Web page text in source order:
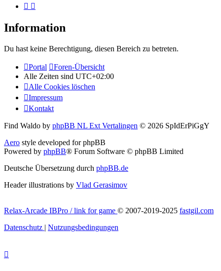
Information
Du hast keine Berechtigung, diesen Bereich zu betreten.
Portal
Foren-Übersicht
Alle Zeiten sind UTC+02:00
Alle Cookies löschen
Impressum
Kontakt
Find Waldo by phpBB NL Ext Vertalingen © 2026 SpIdErPiGgY
Aero style developed for phpBB
Powered by phpBB® Forum Software © phpBB Limited
Deutsche Übersetzung durch phpBB.de
Header illustrations by Vlad Gerasimov
Relax-Arcade IBPro / link for game © 2007-2019-2025 fastgil.com
Datenschutz | Nutzungsbedingungen